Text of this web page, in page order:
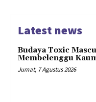
Latest news
Budaya Toxic
Membelenggu
Jumat, 7 Agustus 2026